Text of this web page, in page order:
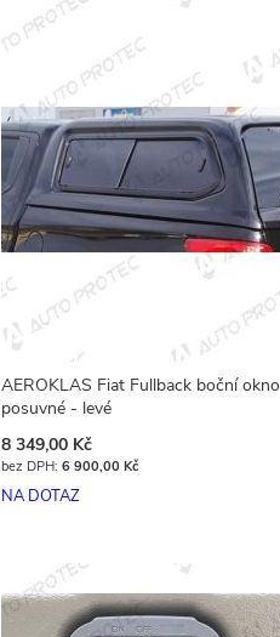
AEROKLAS Fiat Fullback boční okno
posuvné - levé
8 349,00 Kč
6 900,00 Kč
NA DOTAZ